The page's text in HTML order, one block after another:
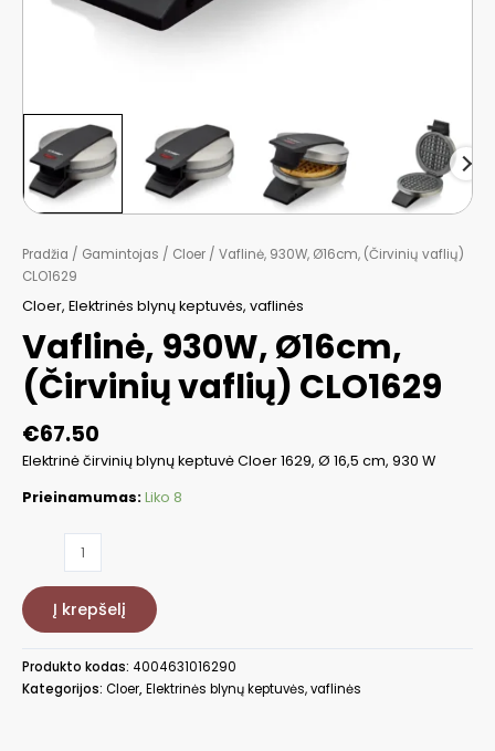
Pradžia / Gamintojas / Cloer / Vaflinė, 930W, Ø16cm, (Čirvinių vaflių)
CLO1629
Cloer, Elektrinės blynų keptuvės, vaflinės
Vaflinė, 930W, Ø16cm,
(Čirvinių vaflių) CLO1629
€67.50
Elektrinė čirvinių blynų keptuvė Cloer 1629, Ø 16,5 cm, 930 W
Prieinamumas:Liko 8
Vaflinė,
930W,
Ø16cm,
vaflių)
CLO1629
Į krepšelį
Produkto kodas: 4004631016290
Kategorijos: Cloer,Elektrinės blynų keptuvės, vaflinės